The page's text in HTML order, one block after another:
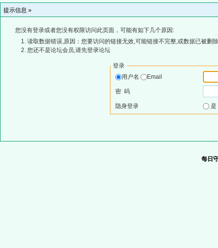
提示信息 »
您没有登录或者您没有权限访问此页面，可能有如下几个原因:
读取数据错误,原因：您要访问的链接无效,可能链接不完整,或数据已被删
您还不是论坛会员,请先登录论坛
登录
用户名
Email
密 码
隐身登录
每日